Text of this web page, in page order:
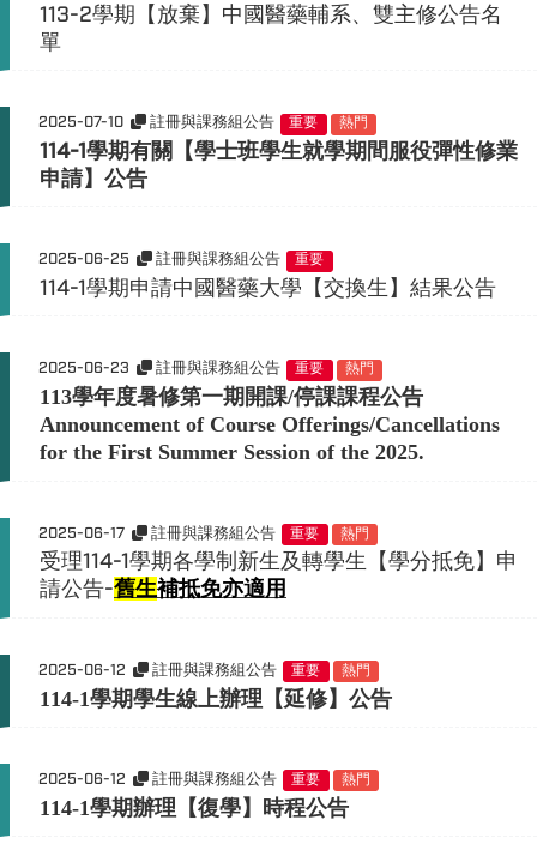
113-2學期【放棄】中國醫藥輔系、雙主修公告名
單
2025-07-10 註冊與課務組公告 重要 熱門
114-1學期有關【學士班學生就學期間服役彈性修業
申請】公告
2025-06-25 註冊與課務組公告 重要
114-1學期申請中國醫藥大學【交換生】結果公告
2025-06-23 註冊與課務組公告 重要 熱門
113學年度暑修第一期開課/停課課程公告
Announcement of Course Offerings/Cancellations
for the First Summer Session of the 2025.
2025-06-17 註冊與課務組公告 重要 熱門
受理114-1學期各學制新生及轉學生【學分抵免】申
請公告-舊生補抵免亦適用
2025-06-12 註冊與課務組公告 重要 熱門
114-1學期學生線上辦理【延修】公告
2025-06-12 註冊與課務組公告 重要 熱門
114-1學期辦理【復學】時程公告